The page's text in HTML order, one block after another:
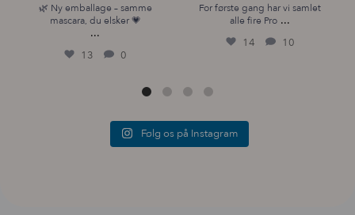
🌿 Ny emballage – samme
mascara, du elsker 💗
...
13 0
For første gang har vi samlet
alle fire Pro ...
14 10
Følg os på Instagram